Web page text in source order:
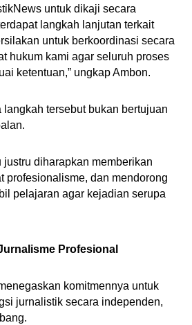
untuk dikaji secara
langkah lanjutan terkait
untuk berkoordinasi secara
hukum kami agar seluruh proses
ketentuan,” ungkap Ambon.
langkah tersebut bukan bertujuan
justru diharapkan memberikan
profesionalisme, dan mendorong
pelajaran agar kejadian serupa
Profesional
komitmennya untuk
jurnalistik secara independen,